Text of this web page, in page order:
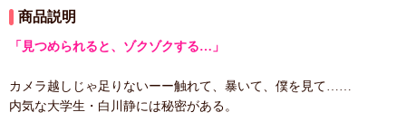
商品説明
「見つめられると、ゾクゾクする…」
カメラ越しじゃ足りないーー触れて、暴いて、僕を見て……
内気な大学生・白川静には秘密がある。